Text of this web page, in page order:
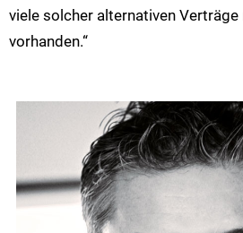
viele solcher alternativen
vorhanden.“